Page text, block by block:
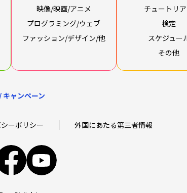
映像/映画/アニメ
プログラミング/ウェブ
ファッション/デザイン/他
チュートリ
検定
スケジュー
その他
キャンペーン
ーポリシー 外国にあたる第三者情報
facebook